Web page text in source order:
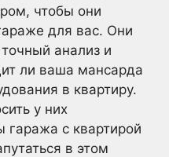
чтобы они
для вас. Они
анализ и
ли ваша мансарда
в квартиру.
у них
гаража с квартирой
в этом